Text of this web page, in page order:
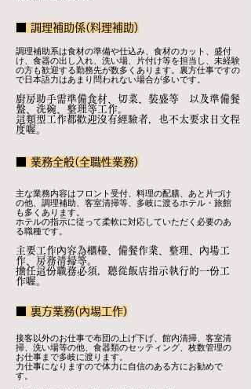
■ 調理補助係(料理補助)
調理補助系は食材の準備や仕込み、食材のカット、盛付
け、食器の出し入れ、洗い場、片付け等を担当し、未経験
の方も歓迎する勤務先が数多くあります。裏方仕事ですの
で日本語力はあまり問われない場合が多いです。
廚房助手需準備食材、切菜、裝盛等 以及準備餐
盤、洗碗、整理等工作。
這類型工作都歡迎沒有經驗者，也不太要求日文程
度喔。
■ 業務全般(全職性業務)
主な業務内容はフロント受付、料理の配膳、あと片づけ
の他、調理補助、客室清掃等、多岐に渡るホテル・旅館
も多くあります。
ホテルの指示に従って柔軟に対応していただく必要のあ
る職種です。
主要工作內容為櫃檯、備餐作業、整理、內場工
作、房務清掃等。
擔任這份職務必須，聽從飯店指示執行的一份工
作喔。
■ 裏方業務(內場工作)
接客以外のお仕事で布団の上げ下げ、館内清掃、客室清
掃、洗い場等の他、食器類のセッティング、枚数管理の
お仕事まで多岐に渡ります。
力仕事になりますので体力に自信のある方にお勧めで
す。